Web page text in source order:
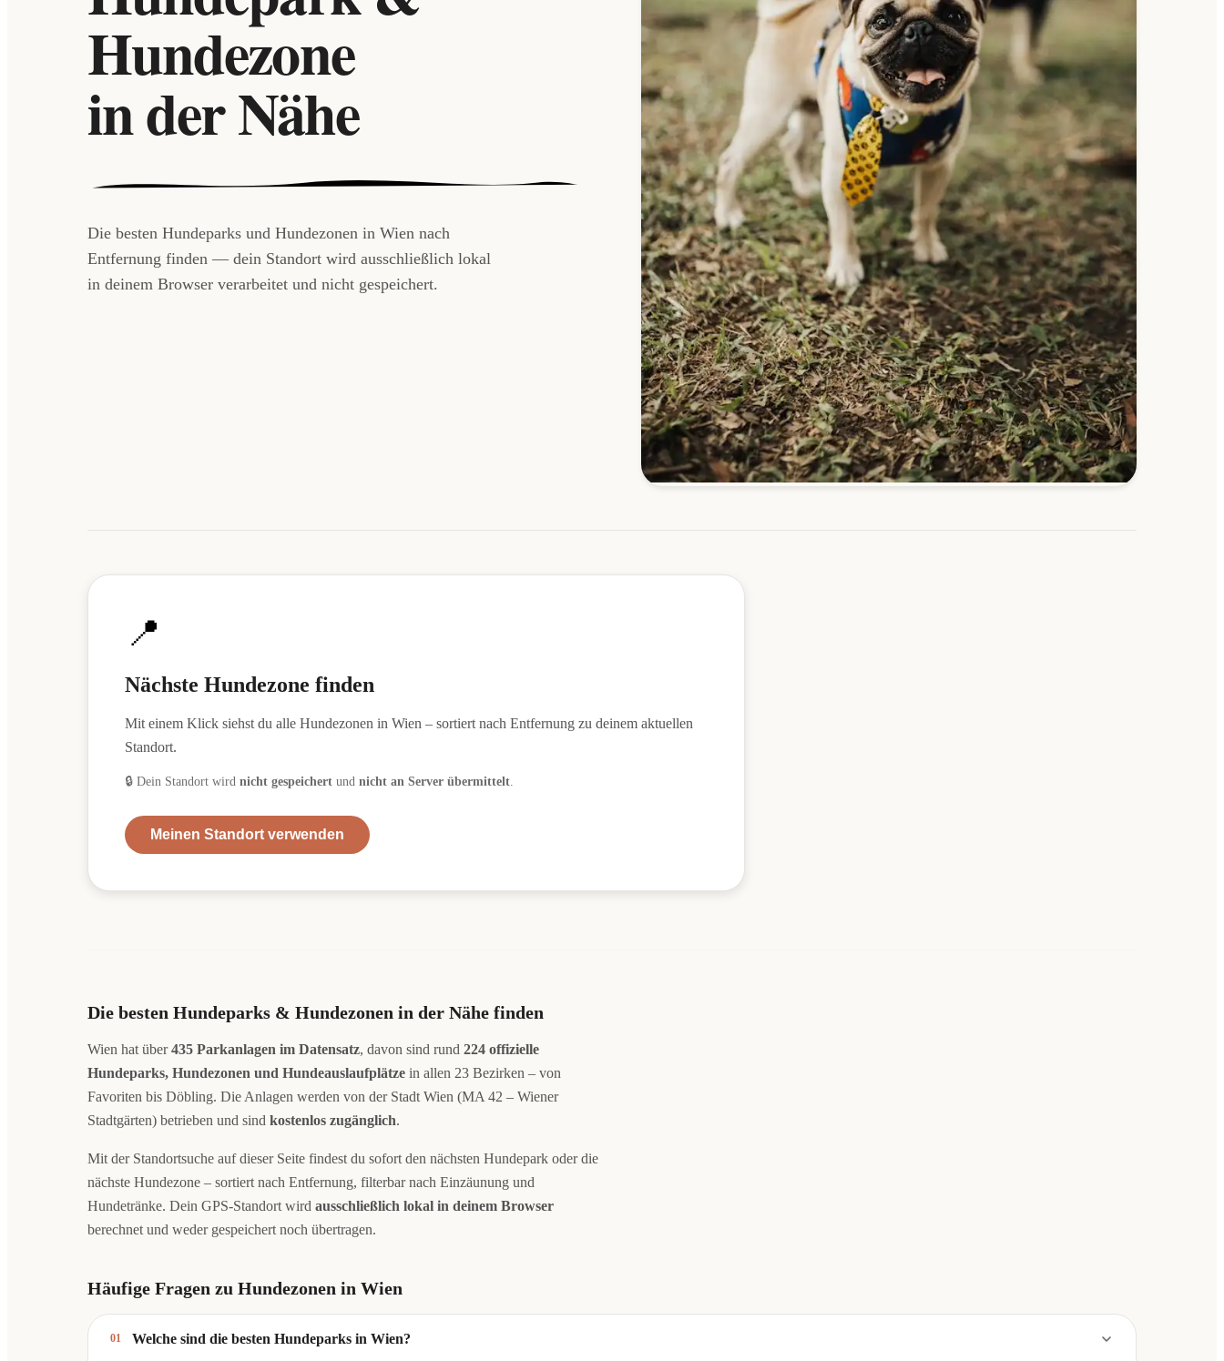
Hundezone
in der Nähe
Die besten Hundeparks und Hundezonen in Wien nach
Entfernung finden — dein Standort wird ausschließlich lokal
in deinem Browser verarbeitet und nicht gespeichert.
📍
Nächste Hundezone finden
Mit einem Klick siehst du alle Hundezonen in Wien – sortiert nach Entfernung zu deinem aktuellen
Standort.
🔒 Dein Standort wird nicht gespeichert und nicht an Server übermittelt
Meinen Standort verwenden
Die besten Hundeparks & Hundezonen in der Nähe finden
Wien hat über435 Parkanlagen im Datensatz, davon sind rund 224 offizielle
Hundeparks, Hundezonen und Hundeauslaufplätze in allen 23 Bezirken – von
Favoriten bis Döbling. Die Anlagen werden von der Stadt Wien (MA 42 – Wiener
Stadtgärten) betrieben und sind kostenlos zugänglich.
Mit der Standortsuche auf dieser Seite findest du sofort den nächsten Hundepark oder die
nächste Hundezone – sortiert nach Entfernung, filterbar nach Einzäunung und
Hundetränke. Dein GPS-Standort wird ausschließlich lokal in deinem Browser
berechnet und weder gespeichert noch übertragen.
Häufige Fragen zu Hundezonen in Wien
01 Welche sind die besten Hundeparks in Wien?